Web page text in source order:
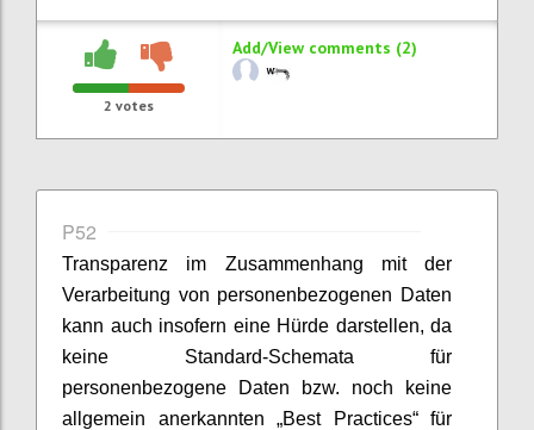
2 votes
Add/View comments (2)
P52
Transparenz im Zusammenhang mit der
Verarbeitung von personenbezogenen Daten
kann auch insofern eine Hürde darstellen, da
keine Standard-Schemata für
personenbezogene Daten bzw. noch keine
allgemein anerkannten „Best Practices“ für